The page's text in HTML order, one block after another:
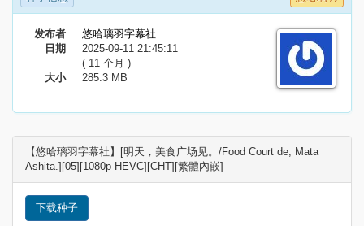
发布者
悠哈璃羽字幕社
日期
2025-09-11 21:45:11
( 11 个月 )
大小
285.3 MB
【悠哈璃羽字幕社】[明天，美食广场见。/Food Court de, Mata
Ashita.][05][1080p HEVC][CHT][繁體內嵌]
下载种子